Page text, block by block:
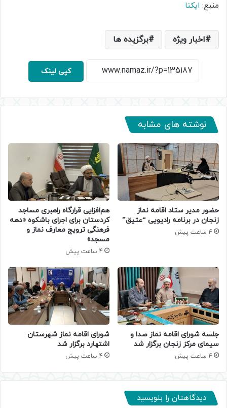
منبع: ایکنا
اخبار ویژه برگزیده ها
کپی لینک
نوشته های مشابه
حضور مدیر ستاد اقامه نماز
زنجان در برنامه رادیویی “عتیق”
4 ساعت پیش
هم‌افزایی قرارگاه راهبری مساجد
کردستان برای اجرای باشکوه «دهه
فرهنگی ترویج معارف نماز و
مسجد»
4 ساعت پیش
جلسه شورای اقامه نماز صدا و
سیمای مرکز زنجان برگزار شد
4 ساعت پیش
شورای اقامه نماز شهرستان
اشتهارد برگزار شد
4 ساعت پیش
دیدگاهتان را بنویسید